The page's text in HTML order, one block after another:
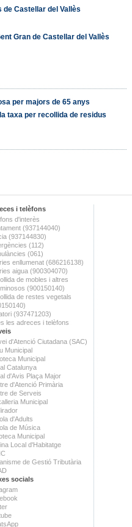
Castellar del Vallès
Gran de Castellar del Vallès
per majors de 65 anys
taxa per recollida de residus
i telèfons
d'interès
(937144040)
(937144830)
(112)
(061)
enllumenat (686216138)
aigua (900304070)
de mobles i altres
(900150140)
de restes vegetals
(937471203)
les adreces i telèfons
d'Atenció Ciutadana (SAC)
Municipal
Municipal
Catalunya
d'Avis Plaça Major
d'Atenció Primària
de Serveis
Municipal
d'Adults
de Música
Municipal
Local d'Habitatge
de Gestió Tributària
socials